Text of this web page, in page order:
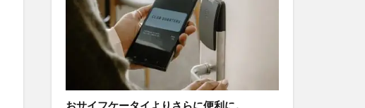
おサイフケータイよりさらに便利に。